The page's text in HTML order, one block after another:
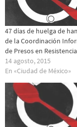
47 días de huelga de
de la Coordinación
de Presos en Resistencia
14 agosto, 2015
En «Ciudad de México»